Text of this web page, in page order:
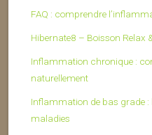
FAQ : comprendre
Hibernate8 – Boisson Relax
Inflammation chronique :
naturellement
Inflammation de bas grade :
maladies